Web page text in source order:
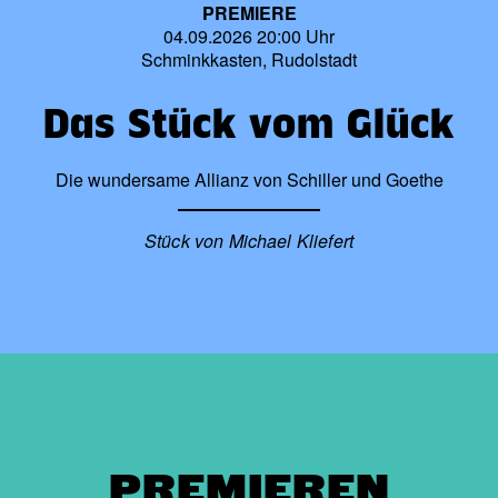
PREMIERE
04.09.2026 20:00 Uhr
Schminkkasten, Rudolstadt
Das Stück vom Glück
Die wundersame Allianz von Schiller und Goethe
Stück von Michael Kliefert